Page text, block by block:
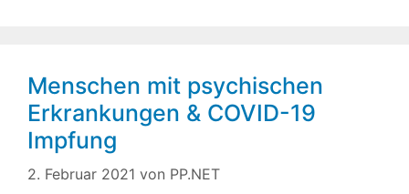
Menschen mit psychischen
Erkrankungen & COVID-19
Impfung
2. Februar 2021 von PP.NET